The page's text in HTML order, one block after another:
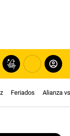
Feriados Alianza